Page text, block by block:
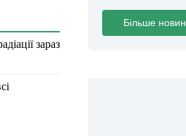
зараз
Більше новин